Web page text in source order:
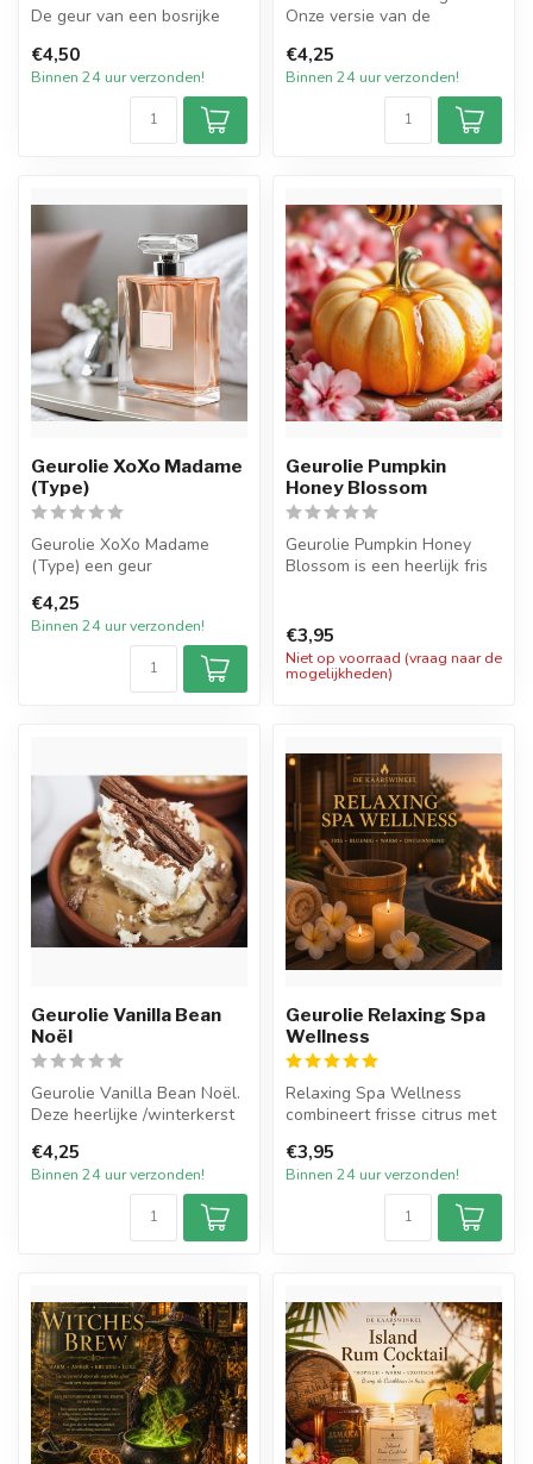
De geur van een bosrijke
ter...
€4,50
Binnen 24 uur verzonden!
Onze versie van de
van de b...
€4,25
Binnen 24 uur verzonden!
Geurolie XoXo Madame
(Type)
Geurolie XoXo Madame
(Type) een geur
welbekende geure...
€4,25
Binnen 24 uur verzonden!
Geurolie Pumpkin
Honey Blossom
Geurolie Pumpkin Honey
Blossom is een heerlijk fris
€3,95
Niet op voorraad (vraag naar de
mogelijkheden)
Geurolie Vanilla Bean
Noël
Geurolie Vanilla Bean Noël.
Deze heerlijke /winterkerst
€4,25
Binnen 24 uur verzonden!
Geurolie Relaxing Spa
Wellness
Relaxing Spa Wellness
combineert frisse citrus met
war...
€3,95
Binnen 24 uur verzonden!